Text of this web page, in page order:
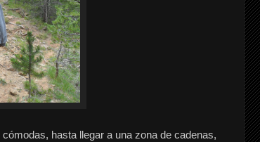
hasta llegar a una zona de cadenas,